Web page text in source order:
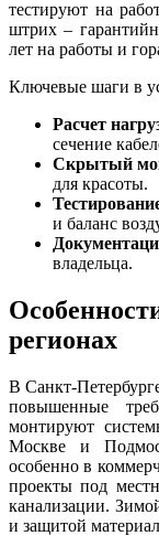
тестируют на
штрих –
лет на работы и
Ключевые шаги в
Расчет
сечение
Скрытый
для красоты.
и баланс
владельца.
регионах
В Санкт-
повышенные
монтируют
Москве и
особенно в
проекты под
канализации.
и защитой